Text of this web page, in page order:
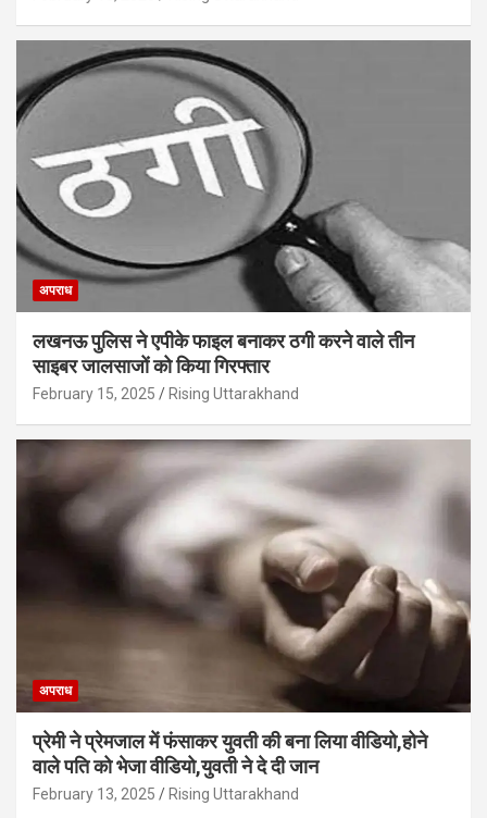
अपराध
लखनऊ पुलिस ने एपीके फाइल बनाकर ठगी करने वाले तीन
साइबर जालसाजों को किया गिरफ्तार
February 15, 2025 Rising Uttarakhand
अपराध
प्रेमी ने प्रेमजाल में फंसाकर युवती की बना लिया वीडियो,होने
वाले पत‍ि को भेजा वीड‍ियो,युवती ने दे दी जान
February 13, 2025 Rising Uttarakhand